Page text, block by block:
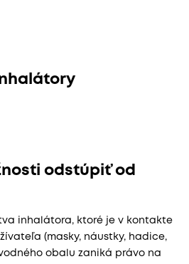
odstúpiť od
inhalátora, ktoré je v kontakte
(masky, náustky, hadice,
obalu zaniká právo na